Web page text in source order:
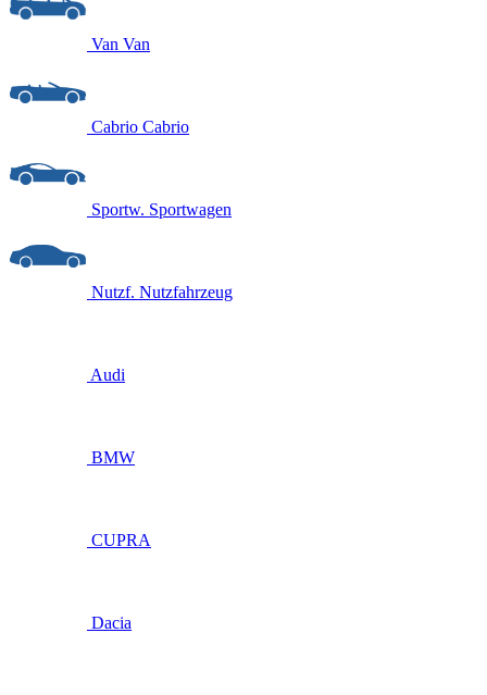
Van Van
Cabrio Cabrio
Sportw. Sportwagen
Nutzf. Nutzfahrzeug
Audi
BMW
CUPRA
Dacia